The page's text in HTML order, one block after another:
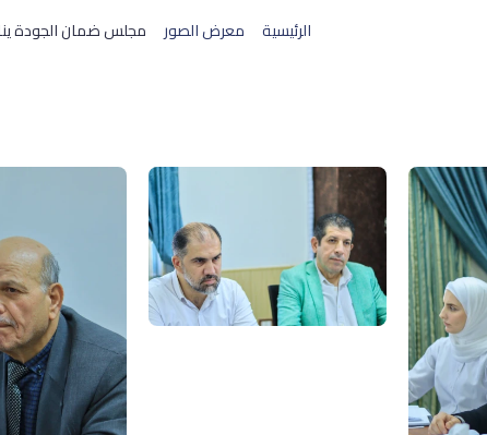
الرئيسية معرض الصور مجلس ضمان الجودة